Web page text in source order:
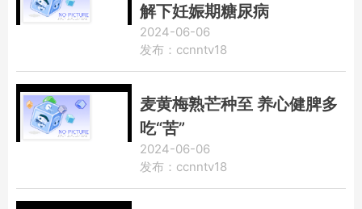
解下妊娠期糖尿病
2024-06-06
发布：ccnntv18
麦黄梅熟芒种至 养心健脾多
吃“苦”
2024-06-06
发布：ccnntv18